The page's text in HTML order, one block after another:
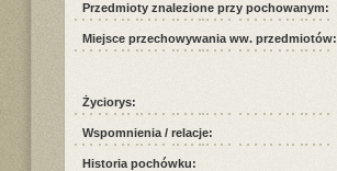
Przedmioty znalezione przy pochowanym:
Miejsce przechowywania ww. przedmiotów:
Życiorys:
Wspomnienia / relacje:
Historia pochówku: